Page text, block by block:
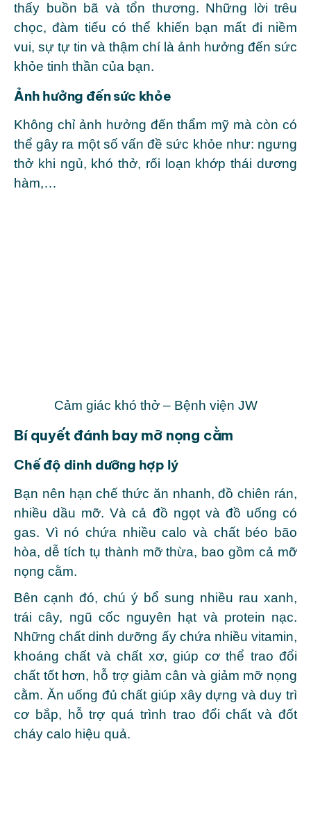
thấy buồn bã và tổn thương. Những lời trêu
chọc, đàm tiếu có thể khiến bạn mất đi niềm
vui, sự tự tin và thậm chí là ảnh hưởng đến sức
khỏe tinh thần của bạn.
Ảnh hưởng đến sức khỏe
Không chỉ ảnh hưởng đến thẩm mỹ mà còn có
thể gây ra một số vấn đề sức khỏe như: ngưng
thở khi ngủ, khó thở, rối loạn khớp thái dương
hàm,…
Cảm giác khó thở – Bệnh viện JW
Bí quyết đánh bay mỡ nọng cằm
Chế độ dinh dưỡng hợp lý
Bạn nên hạn chế thức ăn nhanh, đồ chiên rán,
nhiều dầu mỡ. Và cả đồ ngọt và đồ uống có
gas. Vì nó chứa nhiều calo và chất béo bão
hòa, dễ tích tụ thành mỡ thừa, bao gồm cả mỡ
nọng cằm.
Bên cạnh đó, chú ý bổ sung nhiều rau xanh,
trái cây, ngũ cốc nguyên hạt và protein nạc.
Những chất dinh dưỡng ấy chứa nhiều vitamin,
khoáng chất và chất xơ, giúp cơ thể trao đổi
chất tốt hơn, hỗ trợ giảm cân và giảm mỡ nọng
cằm. Ăn uống đủ chất giúp xây dựng và duy trì
cơ bắp, hỗ trợ quá trình trao đổi chất và đốt
cháy calo hiệu quả.